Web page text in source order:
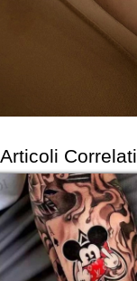
Articoli Correlati